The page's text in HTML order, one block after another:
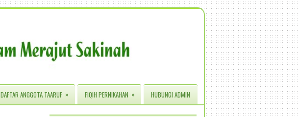
DAFTAR ANGGOTA TAARUF » FIQIH PERNIKAHAN » HUBUNGI ADMIN